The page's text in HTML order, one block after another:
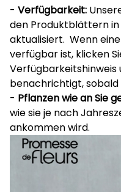
- Verfügbarkeit:
den Produktblättern
aktualisiert. Wenn
verfügbar ist, klicken
Verfügbarkeitshinweis
benachrichtigt, sobald
- Pflanzen wie an Sie
wie sie je nach
ankommen wird.